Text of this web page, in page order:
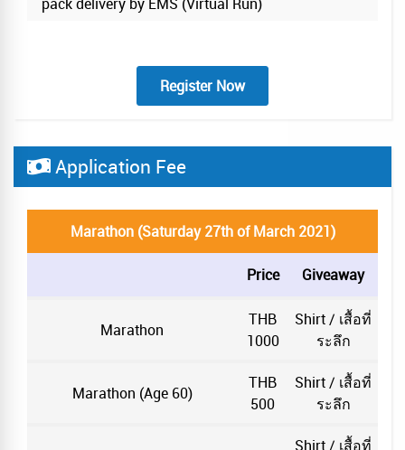
Register Now
Application Fee
Marathon (Saturday 27th of March 2021)
Price Giveaway
Marathon
THB
1000
Shirt / เสื้อที่
ระลึก
Marathon (Age 60)
THB
500
Shirt / เสื้อที่
ระลึก
Shirt / เสื้อที่